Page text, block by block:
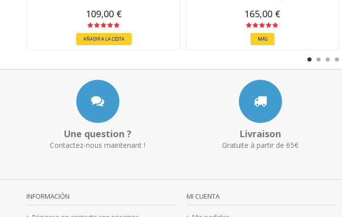
109,00 €
AÑADIR A LA CESTA
165,00 €
MÁS
Une question ?
Contactez-nous maintenant !
Livraison
Gratuite à partir de 65€
INFORMACIÓN MI CUENTA